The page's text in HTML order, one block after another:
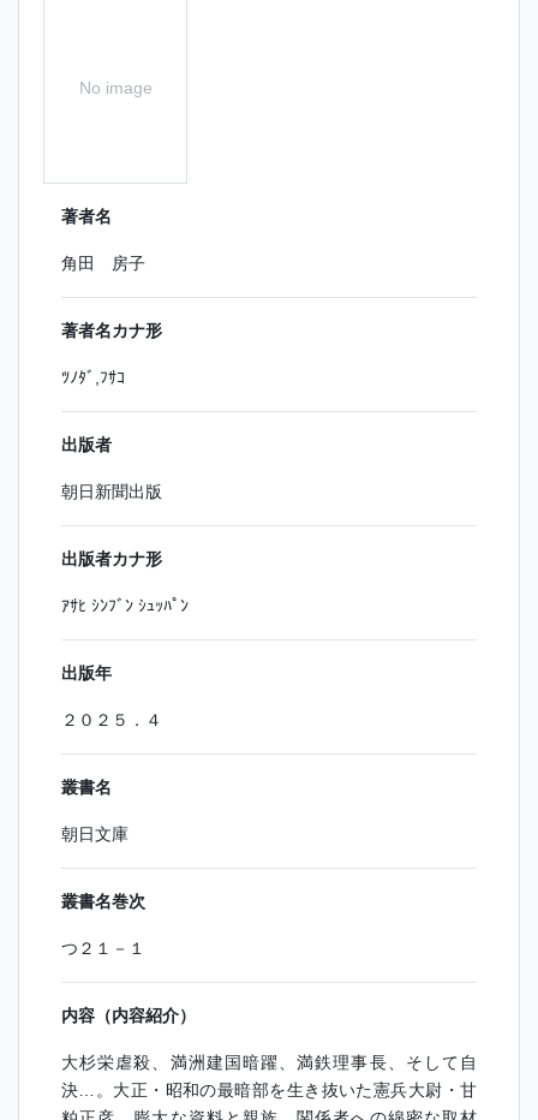
No image
著者名
角田 房子
著者名カナ形
ﾂﾉﾀﾞ,ﾌｻｺ
出版者
朝日新聞出版
出版者カナ形
ｱｻﾋ ｼﾝﾌﾞﾝ ｼｭｯﾊﾟﾝ
出版年
２０２５．４
叢書名
朝日文庫
叢書名巻次
つ２１－１
内容（内容紹介）
大杉栄虐殺、満洲建国暗躍、満鉄理事長、そして自
決…。大正・昭和の最暗部を生き抜いた憲兵大尉・甘